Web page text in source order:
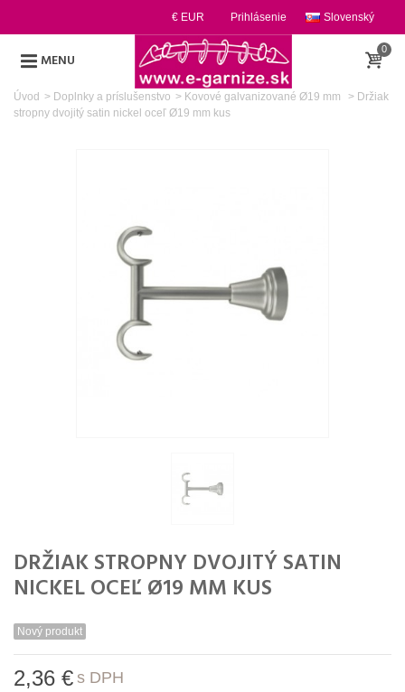
Slovenský
Prihlásenie
€ EUR
MENU
0
Úvod > Doplnky a príslušenstvo > Kovové galvanizované Ø19 mm > Držiak
stropny dvojitý satin nickel oceľ Ø19 mm kus
DRŽIAK STROPNY DVOJITÝ SATIN
NICKEL OCEĽ Ø19 MM KUS
Nový produkt
2,36 € s DPH